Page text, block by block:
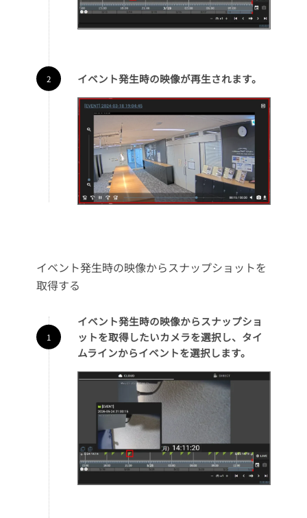
イベント発生時の映像が再生されます。
イベント発生時の映像からスナップショットを
取得する
イベント発生時の映像からスナップショ
ットを取得したいカメラを選択し、タイ
ムラインからイベントを選択します。